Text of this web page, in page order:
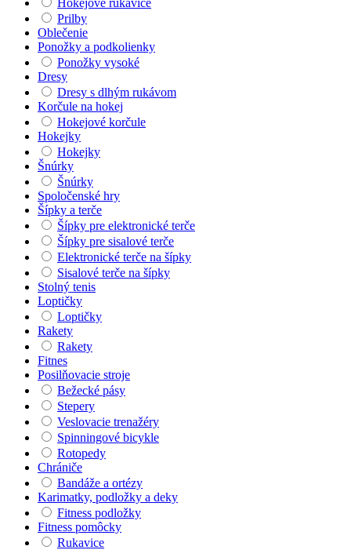
Hokejové rukavice
Prilby
Oblečenie
Ponožky a podkolienky
Ponožky vysoké
Dresy
Dresy s dlhým rukávom
Korčule na hokej
Hokejové korčule
Hokejky
Hokejky
Šnúrky
Šnúrky
Spoločenské hry
Šípky a terče
Šípky pre elektronické terče
Šípky pre sisalové terče
Elektronické terče na šípky
Sisalové terče na šípky
Stolný tenis
Loptičky
Loptičky
Rakety
Rakety
Fitnes
Posilňovacie stroje
Bežecké pásy
Stepery
Veslovacie trenažéry
Spinningové bicykle
Rotopedy
Chrániče
Bandáže a ortézy
Karimatky, podložky a deky
Fitness podložky
Fitness pomôcky
Rukavice